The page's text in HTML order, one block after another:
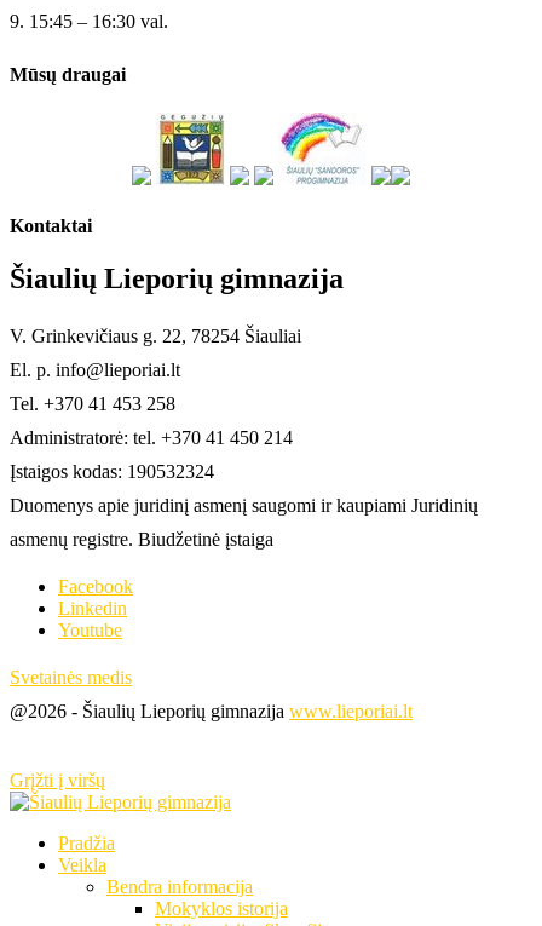
9. 15:45 – 16:30 val.
Mūsų draugai
Kontaktai
Šiaulių Lieporių gimnazija
V. Grinkevičiaus g. 22, 78254 Šiauliai
El. p. info@lieporiai.lt
Tel. +370 41 453 258
Administratorė: tel. +370 41 450 214
Įstaigos kodas: 190532324
Duomenys apie juridinį asmenį saugomi ir kaupiami Juridinių
asmenų registre. Biudžetinė įstaiga
Facebook
Linkedin
Youtube
Svetainės medis
@2026 - Šiaulių Lieporių gimnazija www.lieporiai.lt
Grįžti į viršų
Pradžia
Veikla
Bendra informacija
Mokyklos istorija